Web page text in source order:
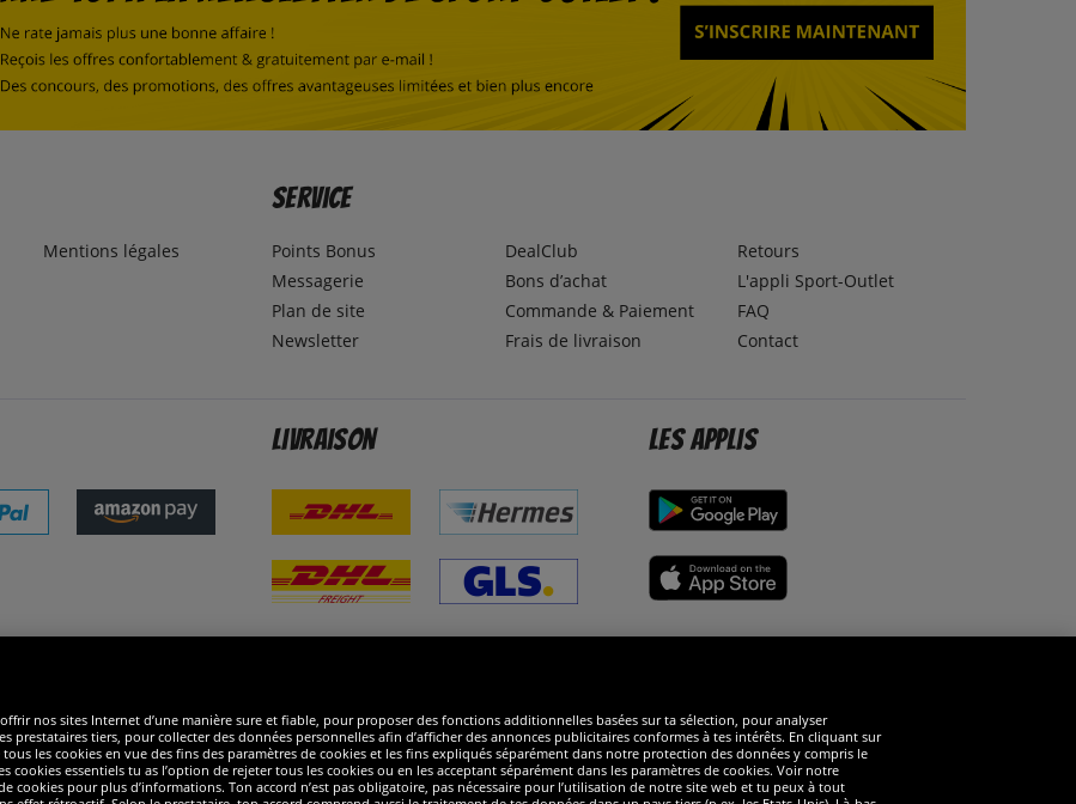
Mentions légales
Service
Points Bonus
Messagerie
Plan de site
Newsletter
DealClub
Bons d’achat
Commande & Paiement
Frais de livraison
Retours
L'appli Sport-Outlet
FAQ
Contact
Livraison Les applis
nos sites Internet d’une manière sure et fiable, pour proposer des fonctions additionnelles basées sur ta sélection, pour analyser
prestataires tiers, pour collecter des données personnelles afin d’afficher des annonces publicitaires conformes à tes intérêts. En cliquant sur
les cookies en vue des fins des paramètres de cookies et les fins expliqués séparément dans notre protection des données y compris le
cookies essentiels tu as l’option de rejeter tous les cookies ou en les acceptant séparément dans les paramètres de cookies. Voir notre
cookies pour plus d’informations. Ton accord n’est pas obligatoire, pas nécessaire pour l’utilisation de notre site web et tu peux à tout